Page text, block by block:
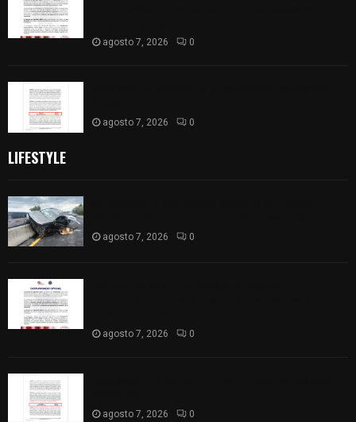
agosto 7, 2026 0
agosto 7, 2026 0
LIFESTYLE
agosto 7, 2026 0
agosto 7, 2026 0
agosto 7, 2026 0